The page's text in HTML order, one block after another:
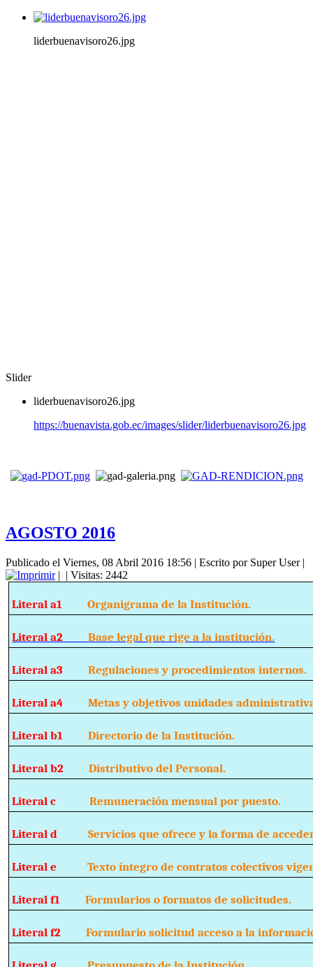
liderbuenavisoro26.jpg
Slider
liderbuenavisoro26.jpg
https://buenavista.gob.ec/images/slider/liderbuenavisoro26.jpg
AGOSTO 2016
Publicado el Viernes, 08 Abril 2016 18:56 | Escrito por Super User|
| | Visitas: 2442
Literal a1 Organigrama de la Institución.
Literal a2Base legal que rige a la institución.
Literal a3Regulaciones y procedimientos internos.
Literal a4Metas y objetivos unidades
Literal b1Directorio de la Institución.
Literal b2Distributivo del Personal.
Literal cRemuneración mensual por puesto.
Literal d Servicios que ofrece y la forma de
Literal e Texto íntegro de contratos colectivos
Literal f1Formularios o formatos de solicitudes.
Literal f2Formulario solicitud acceso a la